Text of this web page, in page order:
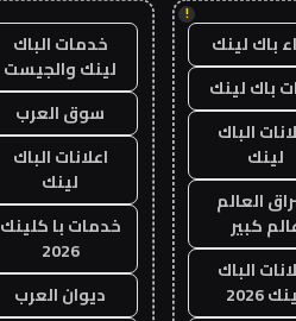
!
باك لينك
باك لينك
الباك
لينك
العالم
كبير
الباك
2026
خدمات الباك
لينك والجيست
سوق العرب
اعلانات الباك
لينك
خدمات با كلينك
2026
ديوان العرب